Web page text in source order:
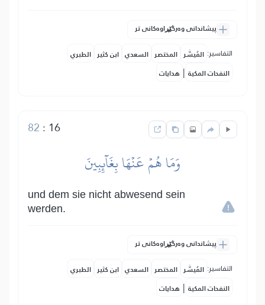
پیشاندانی وەرگێڕاوەکانی تر
التفاسير: المُيسَّر المختصر السعدي ابن كثير الطبري
النفحات المكية | هدايات
16
:
82
وَمَا هُمۡ عَنۡهَا بِغَآئِبِينَ
und dem sie nicht abwesend sein
werden.
پیشاندانی وەرگێڕاوەکانی تر
التفاسير: المُيسَّر المختصر السعدي ابن كثير الطبري
النفحات المكية | هدايات